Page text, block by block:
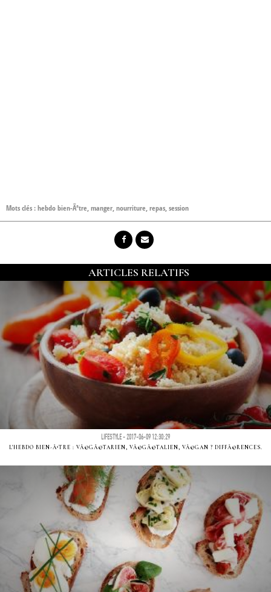
Mots clés :hebdo bien-Ãªtre,manger,nourriture,repas,session
ARTICLES RELATIFS
LIFESTYLE - 2017-06-09 12:30:29
L'HEBDO BIEN-ÃªTRE : VÃ©GÃ©TARIEN, VÃ©GÃ©TALIEN, VÃ©GAN ? DIFFÃ©RENCES.